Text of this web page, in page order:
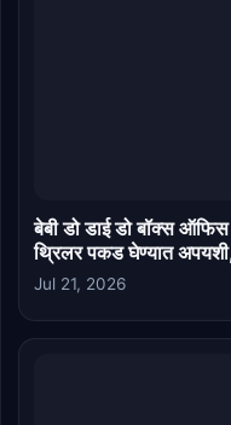
बेबी डो डाई डो बॉक्स
थ्रिलर पकड घेण्यात
Jul 21, 2026